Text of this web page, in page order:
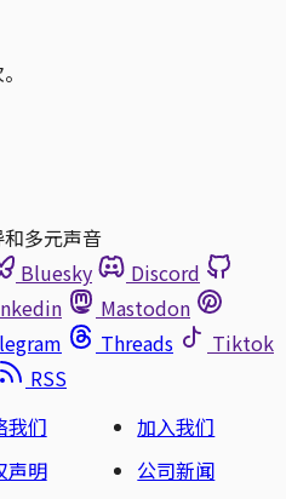
多元声音
Bluesky
Discord
Mastodon
Threads
Tiktok
RSS
我们
加入我们
声明
公司新闻